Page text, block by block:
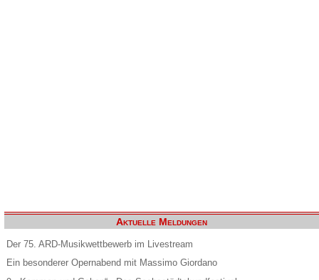
Aktuelle Meldungen
Der 75. ARD-Musikwettbewerb im Livestream
Ein besonderer Opernabend mit Massimo Giordano